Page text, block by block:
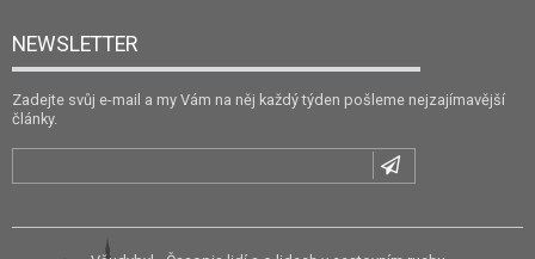
NEWSLETTER
Zadejte svůj e-mail a my Vám na něj každý týden pošleme nejzajímavější
články.